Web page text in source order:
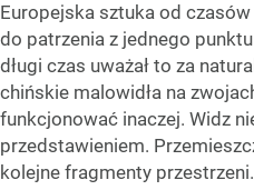
Europejska sztuka od
do patrzenia z jednego
długi czas uważał to za
chińskie malowidła na
funkcjonować inaczej. Widz
przedstawieniem.
kolejne fragmenty